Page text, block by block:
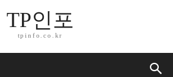
TP인포
tpinfo.co.kr